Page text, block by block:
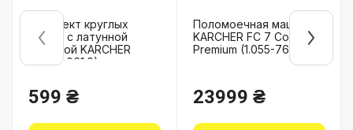
Комплект круглых
щеток с латунной
щетиной KARCHER
(2.863-061.0)
599 ₴
Поломоечная машина
KARCHER FC 7 Cordless
Premium (1.055-760.0)
23999 ₴